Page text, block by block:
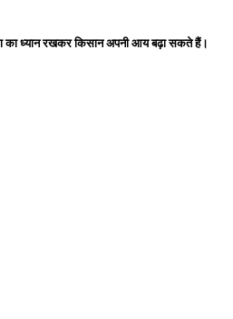
का ध्यान रखकर किसान अपनी आय बढ़ा सकते हैं।